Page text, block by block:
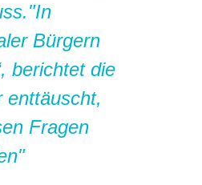
Bürgern
berichtet die
enttäuscht,
Fragen